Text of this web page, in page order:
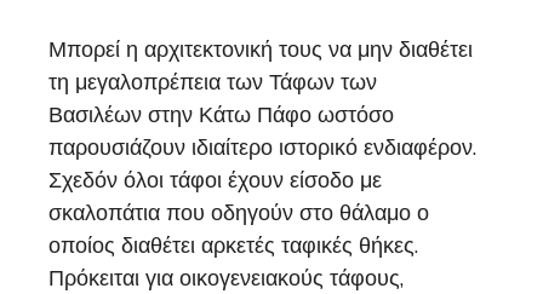
Μπορεί η αρχιτεκτονική τους να μην διαθέτει
τη μεγαλοπρέπεια των Τάφων των
Βασιλέων στην Κάτω Πάφο ωστόσο
παρουσιάζουν ιδιαίτερο ιστορικό ενδιαφέρον.
Σχεδόν όλοι τάφοι έχουν είσοδο με
σκαλοπάτια που οδηγούν στο θάλαμο ο
οποίος διαθέτει αρκετές ταφικές θήκες.
Πρόκειται για οικογενειακούς τάφους,